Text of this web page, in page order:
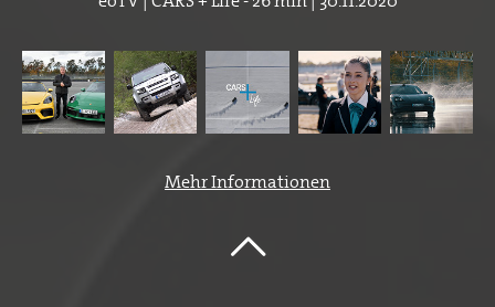
Mehr Informationen